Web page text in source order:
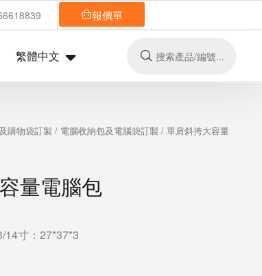
報價單
繁體中文
購物袋訂製 / 電腦收納包及電腦袋訂製 / 單肩斜挎大容量
量電腦包
14寸：27*37*3